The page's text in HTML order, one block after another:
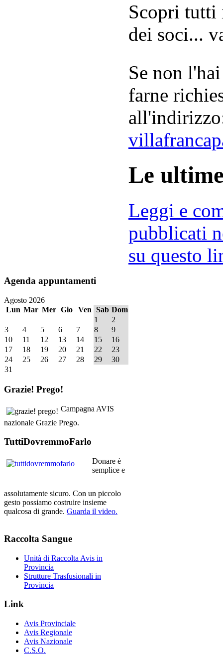
Scopri tutti
dei soci...
Se non
farne
Le
Leggi e
pubblicati
su questo
Agenda appuntamenti
Agosto 2026
Lun Mar Mer Gio Ven Sab Dom
1
2
3
4 5 6 7 8
9
10
11 12 13 14 15
16
17
18 19 20 21 22
23
24
25 26 27 28 29
30
31
Grazie! Prego!
Campagna AVIS
nazionale Grazie Prego.
TuttiDovremmoFarlo
Donare è
semplice e
assolutamente sicuro. Con un piccolo
gesto possiamo costruire insieme
qualcosa di grande. Guarda il video.
Raccolta Sangue
Unità di Raccolta Avis in
Provincia
Strutture Trasfusionali in
Provincia
Link
Avis Provinciale
Avis Regionale
Avis Nazionale
C.S.O.